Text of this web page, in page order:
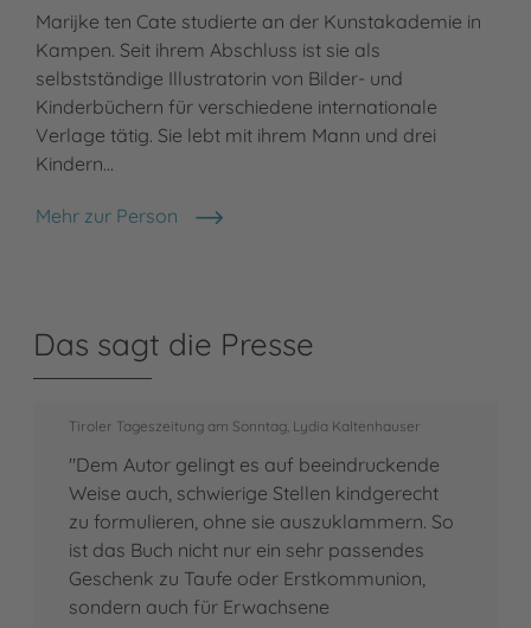
Marijke ten Cate studierte an der Kunstakademie in
Kampen. Seit ihrem Abschluss ist sie als
selbstständige Illustratorin von Bilder- und
Kinderbüchern für verschiedene internationale
Verlage tätig. Sie lebt mit ihrem Mann und drei
Kindern…
Mehr zur Person
Marijke ten Cate
Das sagt die Presse
Tiroler Tageszeitung am Sonntag, Lydia Kaltenhauser
"Dem Autor gelingt es auf beeindruckende
Weise auch, schwierige Stellen kindgerecht
zu formulieren, ohne sie auszuklammern. So
ist das Buch nicht nur ein sehr passendes
Geschenk zu Taufe oder Erstkommunion,
sondern auch für Erwachsene